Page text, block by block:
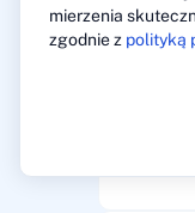
mierzenia
zgodnie z polityką